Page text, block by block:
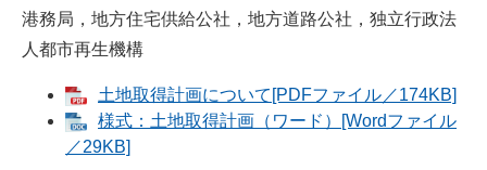
港務局，地方住宅供給公社，地方道路公社，独立行政法
人都市再生機構
土地取得計画について[PDFファイル／174KB]
様式：土地取得計画（ワード）[Wordファイル
／29KB]